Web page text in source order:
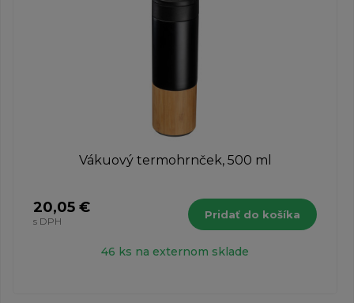
Vákuový termohrnček, 500 ml
20,05 €
s DPH
Pridať do košíka
46 ks na externom sklade